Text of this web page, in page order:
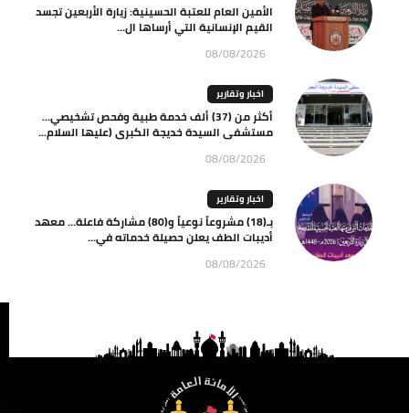
الأمين العام للعتبة الحسينية: زيارة الأربعين تجسد
القيم الإنسانية التي أرساها ال...
08/08/2026
اخبار وتقارير
أكثر من (37) ألف خدمة طبية وفحص تشخيصي…
مستشفى السيدة خديجة الكبرى (عليها السلام...
08/08/2026
اخبار وتقارير
بـ(18) مشروعاً نوعياً و(80) مشاركة فاعلة… معهد
أديبات الطف يعلن حصيلة خدماته في...
08/08/2026